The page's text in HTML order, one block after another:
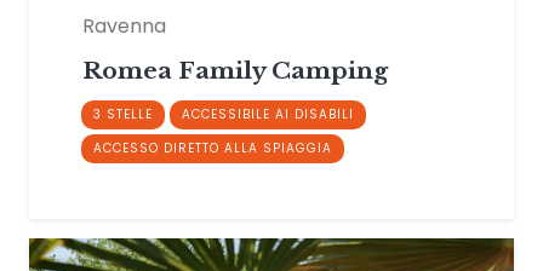
Ravenna
Romea Family Camping
3 STELLE
ACCESSIBILE AI DISABILI
ACCESSO DIRETTO ALLA SPIAGGIA